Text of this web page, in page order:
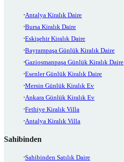
Antalya Kiralık Daire
Bursa Kiralık Daire
Eskişehir Kiralık Daire
Bayrampaşa Günlük Kiralık Daire
Gaziosmanpaşa Günlük Kiralık Daire
Esenler Günlük Kiralık Daire
Mersin Günlük Kiralık Ev
Ankara Günlük Kiralık Ev
Fethiye Kiralık Villa
Antalya Kiralık Villa
Sahibinden
Sahibinden Satılık Daire